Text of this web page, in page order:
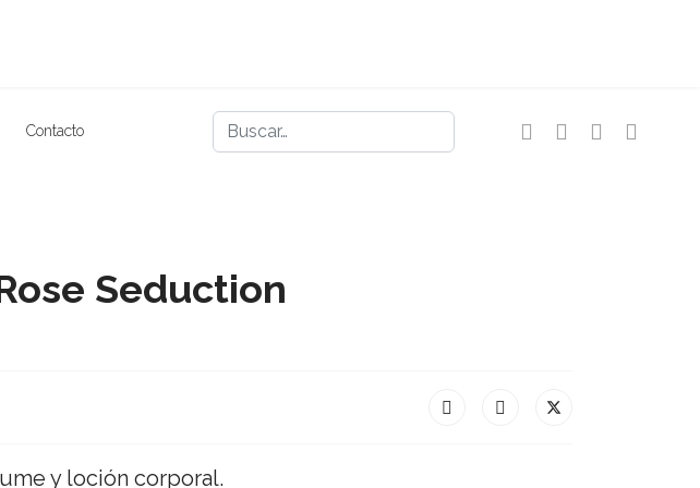
Contacto Buscar
Seduction
y loción corporal.